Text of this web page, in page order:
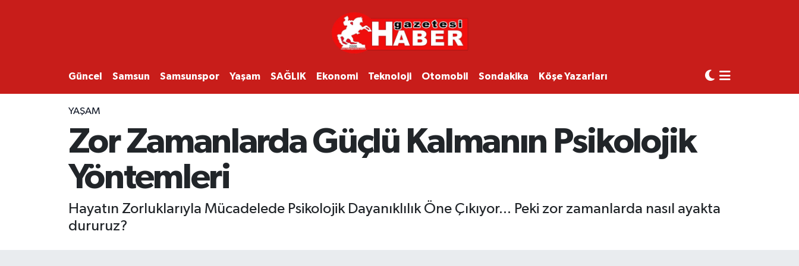
Güncel Samsun Samsunspor Yaşam SAĞLIK Ekonomi Teknoloji Otomobil Sondakika Köşe Yazarları
YAŞAM
Zor Zamanlarda Güçlü Kalmanın Psikolojik
Yöntemleri
Hayatın Zorluklarıyla Mücadelede Psikolojik Dayanıklılık Öne Çıkıyor... Peki zor zamanlarda nasıl ayakta
dururuz?
SAMSUN
SAMSUNSPOR
EKONOMİ
YAŞAM